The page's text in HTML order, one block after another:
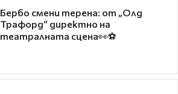
Бербо смени терена: от „Олд
Трафорд“ директно на
театралната сцена👀⚽